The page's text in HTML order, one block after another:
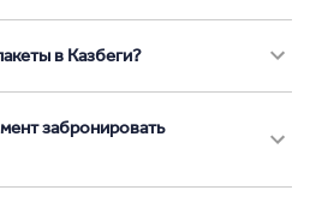
в Казбеги?
забронировать